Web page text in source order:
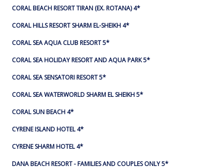
CORAL BEACH RESORT TIRAN (EX. ROTANA) 4*
CORAL HILLS RESORT SHARM EL-SHEIKH 4*
CORAL SEA AQUA CLUB RESORT 5*
CORAL SEA HOLIDAY RESORT AND AQUA PARK 5*
CORAL SEA SENSATORI RESORT 5*
CORAL SEA WATERWORLD SHARM EL SHEIKH 5*
CORAL SUN BEACH 4*
CYRENE ISLAND HOTEL 4*
CYRENE SHARM HOTEL 4*
DANA BEACH RESORT - FAMILIES AND COUPLES ONLY 5*